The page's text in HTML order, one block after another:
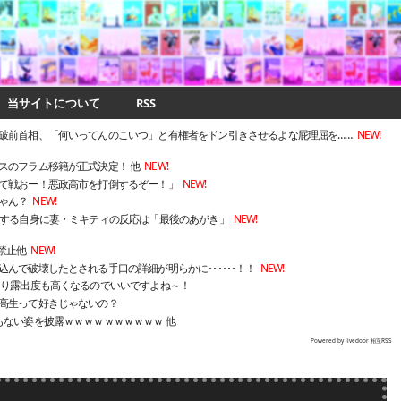
当サイトについて RSS
前首相、「何いってんのこいつ」と有権者をドン引きさせるよな屁理屈を…… NEW!
のフラム移籍が正式決定！ 他 NEW!
おー！悪政高市を打倒するぞー！」
NEW!
ん？ NEW!
る自身に妻・ミキティの反応は「最後のあがき」 NEW!
止他 NEW!
んで破壊したとされる手口の詳細が明らかに･･････！！
NEW!
露出度も高くなるのでいいですよね～！
生って好きじゃないの？
ない姿を披露ｗｗｗｗｗｗｗｗｗｗ 他
Powered by livedoor 相互RSS